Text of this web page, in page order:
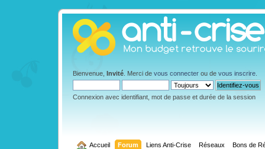
Bienvenue, Invité . Merci de vous connecter ou de vous inscrire
Connexion avec identifiant, mot de passe et durée de la session
Accueil Forum Liens Anti-Crise Réseaux Bons de